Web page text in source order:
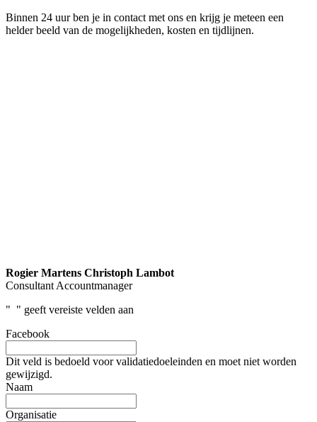
Binnen 24 uur ben je in contact met ons en krijg je meteen een
helder beeld van de mogelijkheden, kosten en tijdlijnen.
Rogier Martens Christoph Lambot
Consultant Accountmanager
" " geeft vereiste velden aan
Facebook
Dit veld is bedoeld voor validatiedoeleinden en moet niet worden
gewijzigd.
Naam
Organisatie